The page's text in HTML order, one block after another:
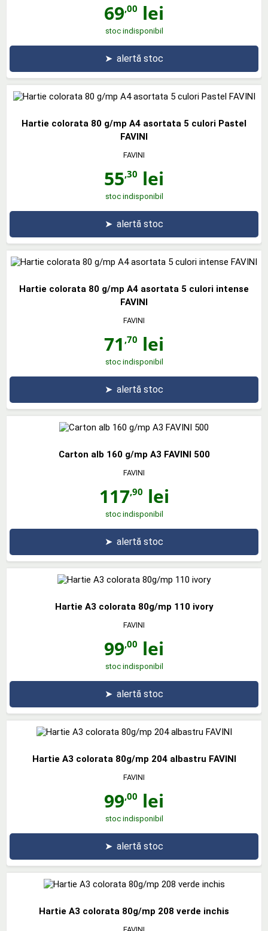
69,00 lei
stoc indisponibil
➤ alertă stoc
Hartie colorata 80 g/mp A4 asortata 5 culori Pastel
FAVINI
FAVINI
55,30 lei
stoc indisponibil
➤ alertă stoc
Hartie colorata 80 g/mp A4 asortata 5 culori intense
FAVINI
FAVINI
71 ,70 lei
stoc indisponibil
➤ alertă stoc
Carton alb 160 g/mp A3 FAVINI 500
FAVINI
117,90 lei
stoc indisponibil
➤ alertă stoc
Hartie A3 colorata 80g/mp 110 ivory
FAVINI
99,00 lei
stoc indisponibil
➤ alertă stoc
Hartie A3 colorata 80g/mp 204 albastru FAVINI
FAVINI
99,00 lei
stoc indisponibil
➤ alertă stoc
Hartie A3 colorata 80g/mp 208 verde inchis